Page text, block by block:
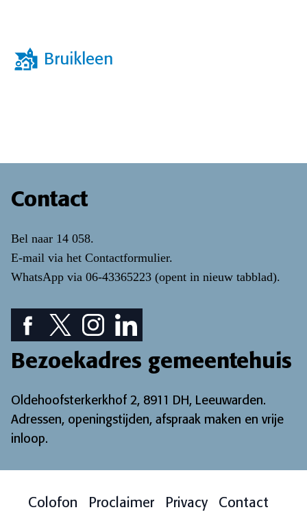
Bruikleen
Contact
Bel naar 14 058.
E-mail via het Contactformulier.
WhatsApp via 06-43365223 (opent in nieuw tabblad).
Facebook pictogram: bekijk onze Facebook pagina
Twitter pictogram: bekijk onze Twitter pagina
Instagram pictogram: bekijk onze
LinkedIn pictogram: bekijk onze
Bezoekadres gemeentehuis
Oldehoofsterkerkhof 2, 8911 DH, Leeuwarden.
Adressen, openingstijden, afspraak maken en vrije
inloop.
Colofon Proclaimer Privacy
Contact